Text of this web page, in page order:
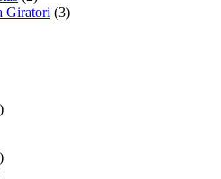
Giratori (3)